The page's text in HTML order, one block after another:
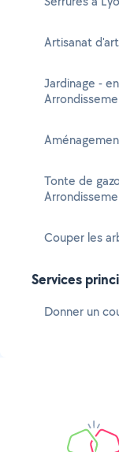
Artisanat
Jardinage -
Tonte de
Couper les
Services
Donner un